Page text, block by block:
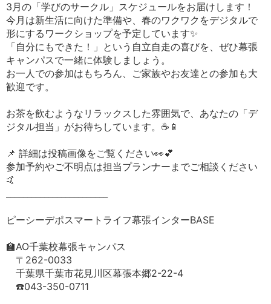
3月の「学びのサークル」スケジュールをお届けします！
今月は新生活に向けた準備や、春のワクワクをデジタルで
形にするワークショップを予定しています✨
「自分にもできた！」という自立自走の喜びを、ぜひ幕張
キャンパスで一緒に体験しましょう。
お一人での参加はもちろん、ご家族やお友達との参加も大
歓迎です。
お茶を飲むようなリラックスした雰囲気で、あなたの「デ
ジタル担当」がお待ちしています。☕️📱
📌 詳細は投稿画像をご覧ください👀💕
参加予約やご不明点は担当プランナーまでご相談ください
🤙
ピーシーデポスマートライフ幕張インターBASE
🏫AO千葉校幕張キャンパス
〒262-0033
千葉県千葉市花見川区幕張本郷2-22-4
☎️043-350-0711